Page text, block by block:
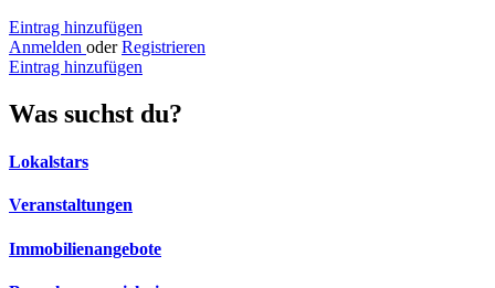
Eintrag hinzufügen
Anmelden oder Registrieren
Eintrag hinzufügen
Was suchst du?
Lokalstars
Veranstaltungen
Immobilienangebote